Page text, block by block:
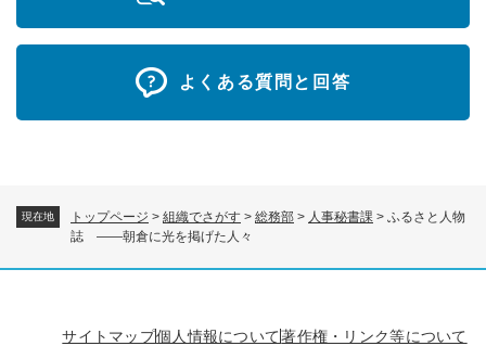
現在地 トップページ > 組織でさがす > 総務部 > 人事秘書課 > ふるさと人物
誌 ――朝倉に光を掲げた人々
よくある質問と回答
サイトマップ個人情報について著作権・リンク等について